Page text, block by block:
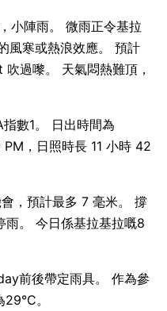
小陣雨。 微雨正令基拉
風寒或熱浪效應。 預計
過嚟。 天氣悶熱難頂，
數1。 日出時間為
，日照時長 11 小時 42
，預計最多 7 毫米。 撐
。 今日係基拉基拉嘅8
前後帶定雨具。 作為參
。